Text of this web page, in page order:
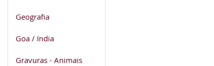
Geografia
Goa / India
Gravuras - Animais